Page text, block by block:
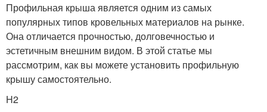
Профильная крыша является одним из самых
популярных типов кровельных материалов на рынке.
Она отличается прочностью, долговечностью и
эстетичным внешним видом. В этой статье мы
рассмотрим, как вы можете установить профильную
крышу самостоятельно.
H2